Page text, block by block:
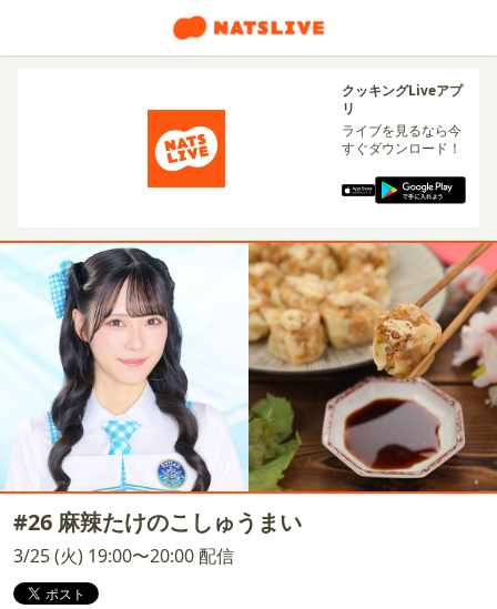
クッキングLiveアプ
リ
ライブを見るなら今
すぐダウンロード！
#26 麻辣たけのこしゅうまい
3/25 (火) 19:00〜20:00 配信